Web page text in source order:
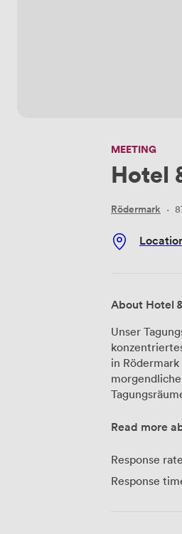
MEETING
Hotel
Rödermark ·
About Hotel
Unser
in
morgendlichen
und
ansprechbar. Die 25 klimatisierten Zimmer unseres Hotels stehen auch Ihren
Read more
Response
Response